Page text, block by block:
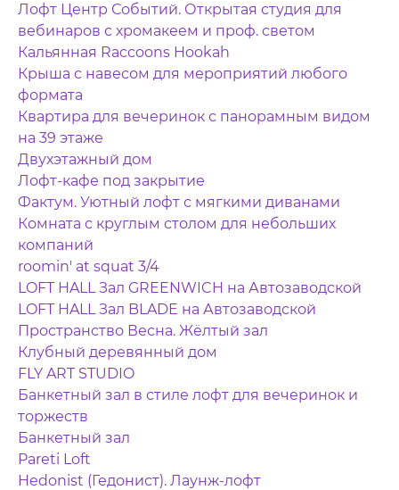
Лофт Центр Событий. Открытая студия для
вебинаров с хромакеем и проф. светом
Кальянная Raccoons Hookah
Крыша с навесом для мероприятий любого
формата
Квартира для вечеринок с панорамным видом
на 39 этаже
Двухэтажный дом
Лофт-кафе под закрытие
Фактум. Уютный лофт с мягкими диванами
Комната с круглым столом для небольших
компаний
roomin' at squat 3/4
LOFT HALL Зал GREENWICH на Автозаводской
LOFT HALL Зал BLADE на Автозаводской
Пространство Весна. Жёлтый зал
Клубный деревянный дом
FLY ART STUDIO
Банкетный зал в стиле лофт для вечеринок и
торжеств
Банкетный зал
Pareti Loft
Hedonist (Гедонист). Лаунж-лофт